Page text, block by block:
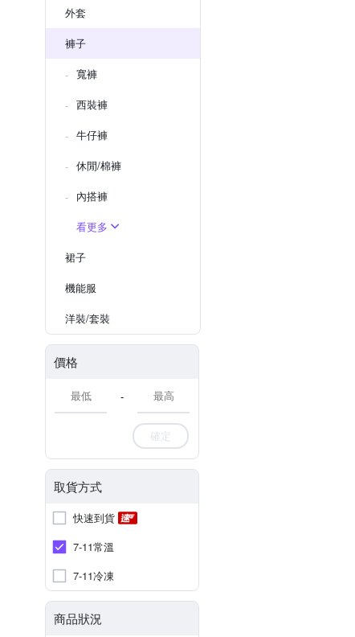
外套
褲子
寬褲
西裝褲
牛仔褲
休閒/棉褲
內搭褲
看更多
裙子
機能服
洋裝/套裝
價格
-
確定
取貨方式
快速到貨
7-11常溫
7-11冷凍
商品狀況